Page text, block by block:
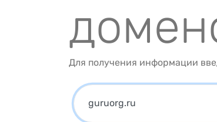
Для получения информации